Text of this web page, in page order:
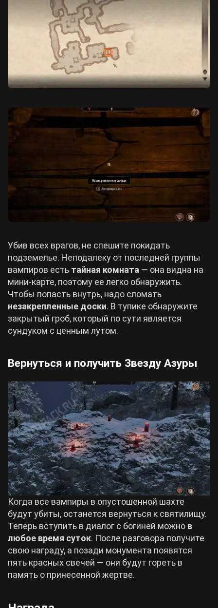
Убив всех врагов, не спешите покидать
подземелье. Неподалеку от последней группы
вампиров есть тайная комната — она видна на
мини-карте, поэтому ее легко обнаружить.
Чтобы попасть внутрь, надо сломать
незакрепленные доски. В тупике обнаружите
закрытый гроб, который по сути является
сундуком с ценным лутом.
Вернуться и получить Звезду Азуры
Когда все вампиры в опустошенной шахте
будут убиты, останется вернуться к святилищу.
Теперь вступить в диалог с богиней можно в
любое время суток. После разговора получите
свою награду, а позади монумента появятся
пять красных свечей — они будут гореть в
память о принесенной жертве.